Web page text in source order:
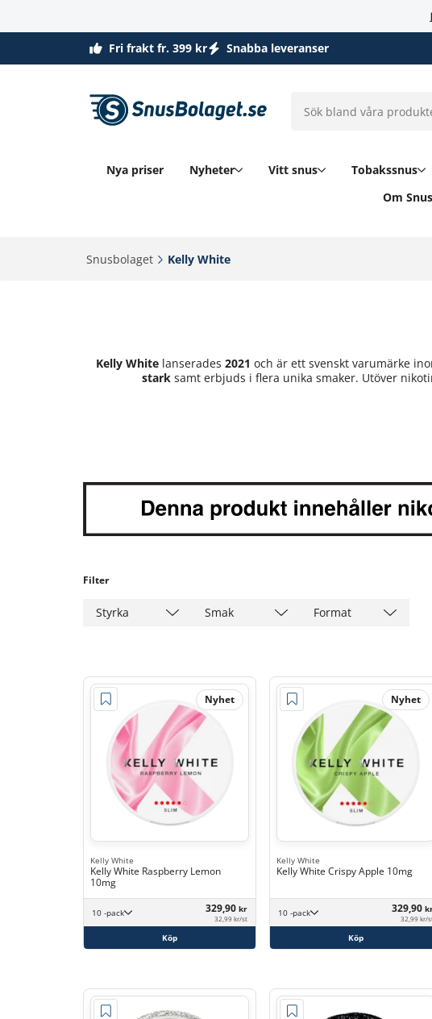
Fri frakt fr. 399 kr Snabba leveranser
Nya priser Nyheter Vitt snus Tobakssnus
Om
Snusbolaget‎ Kelly White‎
Kelly Whitelanserades 2021 och är ett svenskt varumärke
stark samt erbjuds i flera unika smaker. Utöver
Filter
Styrka Smak Format
Nyhet
Kelly White
Kelly White Raspberry Lemon
10mg
10 -pack 329,90 kr
32,99 kr/st
Köp
Nyhet
Kelly White
Kelly White Crispy Apple 10mg
10 -pack 329,90
32,99 kr/
Köp